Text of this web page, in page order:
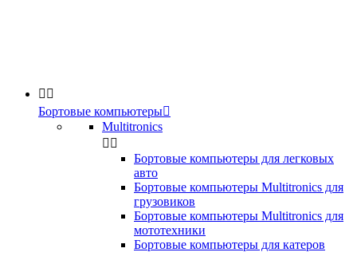
 
Бортовые компьютеры
Multitronics
 
Бортовые компьютеры для легковых
авто
Бортовые компьютеры Multitronics для
грузовиков
Бортовые компьютеры Multitronics для
мототехники
Бортовые компьютеры для катеров